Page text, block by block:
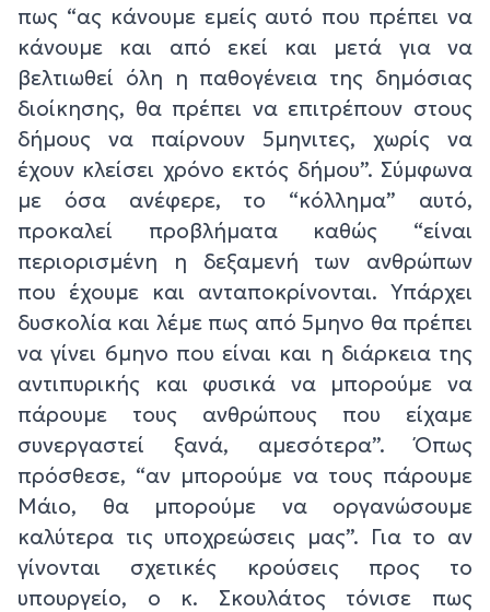
πως “ας κάνουμε εμείς αυτό που πρέπει να
κάνουμε και από εκεί και μετά για να
βελτιωθεί όλη η παθογένεια της δημόσιας
διοίκησης, θα πρέπει να επιτρέπουν στους
δήμους να παίρνουν 5μηνιτες, χωρίς να
έχουν κλείσει χρόνο εκτός δήμου”. Σύμφωνα
με όσα ανέφερε, το “κόλλημα” αυτό,
προκαλεί προβλήματα καθώς “είναι
περιορισμένη η δεξαμενή των ανθρώπων
που έχουμε και ανταποκρίνονται. Υπάρχει
δυσκολία και λέμε πως από 5μηνο θα πρέπει
να γίνει 6μηνο που είναι και η διάρκεια της
αντιπυρικής και φυσικά να μπορούμε να
πάρουμε τους ανθρώπους που είχαμε
συνεργαστεί ξανά, αμεσότερα”. Όπως
πρόσθεσε, “αν μπορούμε να τους πάρουμε
Μάιο, θα μπορούμε να οργανώσουμε
καλύτερα τις υποχρεώσεις μας”. Για το αν
γίνονται σχετικές κρούσεις προς το
υπουργείο, ο κ. Σκουλάτος τόνισε πως